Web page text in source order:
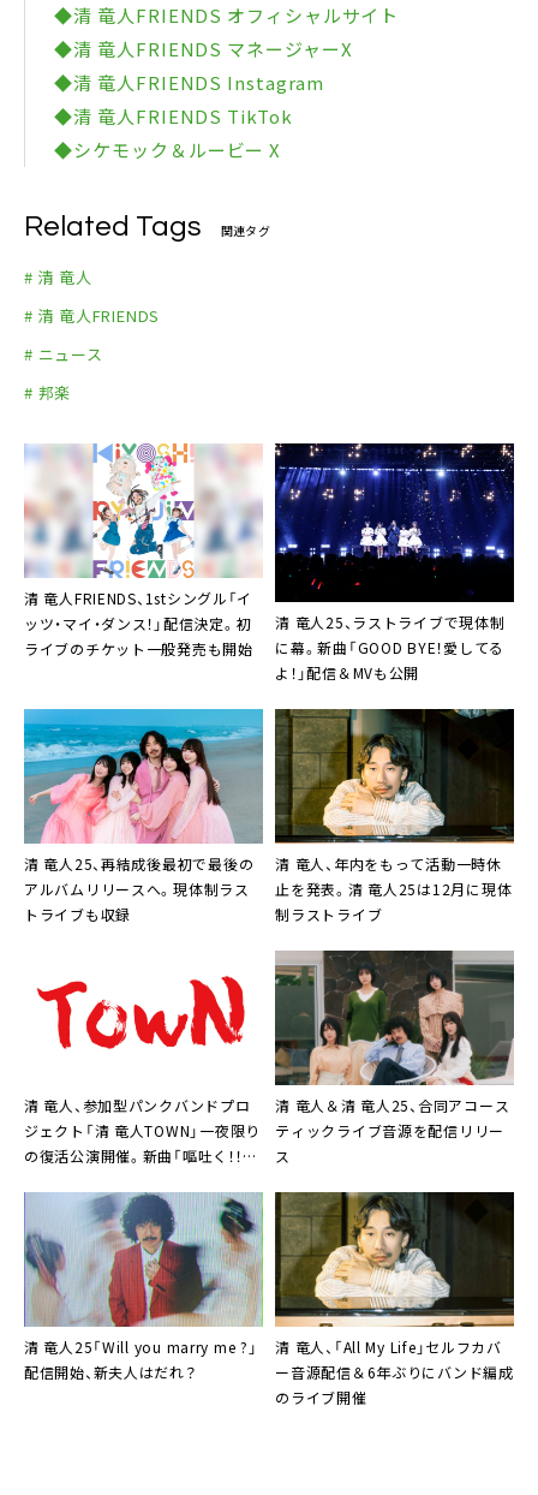
◆清 竜人FRIENDS オフィシャルサイト
◆清 竜人FRIENDS マネージャーX
◆清 竜人FRIENDS Instagram
◆清 竜人FRIENDS TikTok
◆シケモック＆ルービー X
Related Tags 関連タグ
# 清 竜人
# 清 竜人FRIENDS
# ニュース
# 邦楽
清 竜人FRIENDS、1stシングル「イ
ッツ・マイ・ダンス！」配信決定。初
ライブのチケット一般発売も開始
清 竜人25、ラストライブで現体制
に幕。新曲「GOOD BYE！愛してる
よ！」配信＆MVも公開
清 竜人25、再結成後最初で最後の
アルバムリリースへ。現体制ラス
トライブも収録
清 竜人、年内をもって活動一時休
止を発表。清 竜人25は12月に現体
制ラストライブ
清 竜人、参加型パンクバンドプロ
ジェクト「清 竜人TOWN」一夜限り
の復活公演開催。新曲「嘔吐く！！！」
清 竜人＆清 竜人25、合同アコース
ティックライブ音源を配信リリー
ス
清 竜人25「Will you marry me ?」
配信開始、新夫人はだれ？
清 竜人、「All My Life」セルフカバ
ー音源配信＆6年ぶりにバンド編成
のライブ開催